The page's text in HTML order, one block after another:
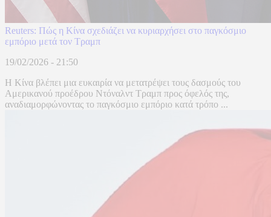
Reuters: Πώς η Κίνα σχεδιάζει να κυριαρχήσει στο παγκόσμιο
εμπόριο μετά τον Τραμπ
19/02/2026 - 21:50
Η Κίνα βλέπει μια ευκαιρία να μετατρέψει τους δασμούς του
Αμερικανού προέδρου Ντόναλντ Τραμπ προς όφελός της,
αναδιαμορφώνοντας το παγκόσμιο εμπόριο κατά τρόπο ...